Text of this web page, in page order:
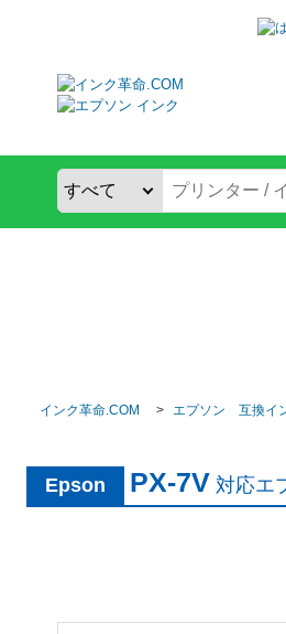
インク革命.COM エプソン 互換イ
Epson PX-7V 対応エ